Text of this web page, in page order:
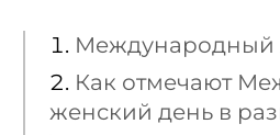
Международный
Как отмечают
женский день в